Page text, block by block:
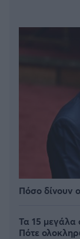
Πόσο δίνουν
Τα 15 μεγάλα
Πότε